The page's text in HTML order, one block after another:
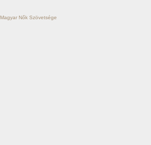
Magyar Nők Szövetsége